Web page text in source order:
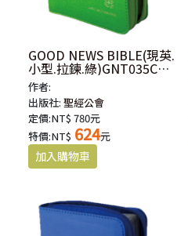
GOOD NEWS BIBLE(現英.
小型.拉鍊.綠)GNT035CZ-
GN
作者:
出版社:聖經公會
定價:NT$ 780元
特價:NT$ 624元